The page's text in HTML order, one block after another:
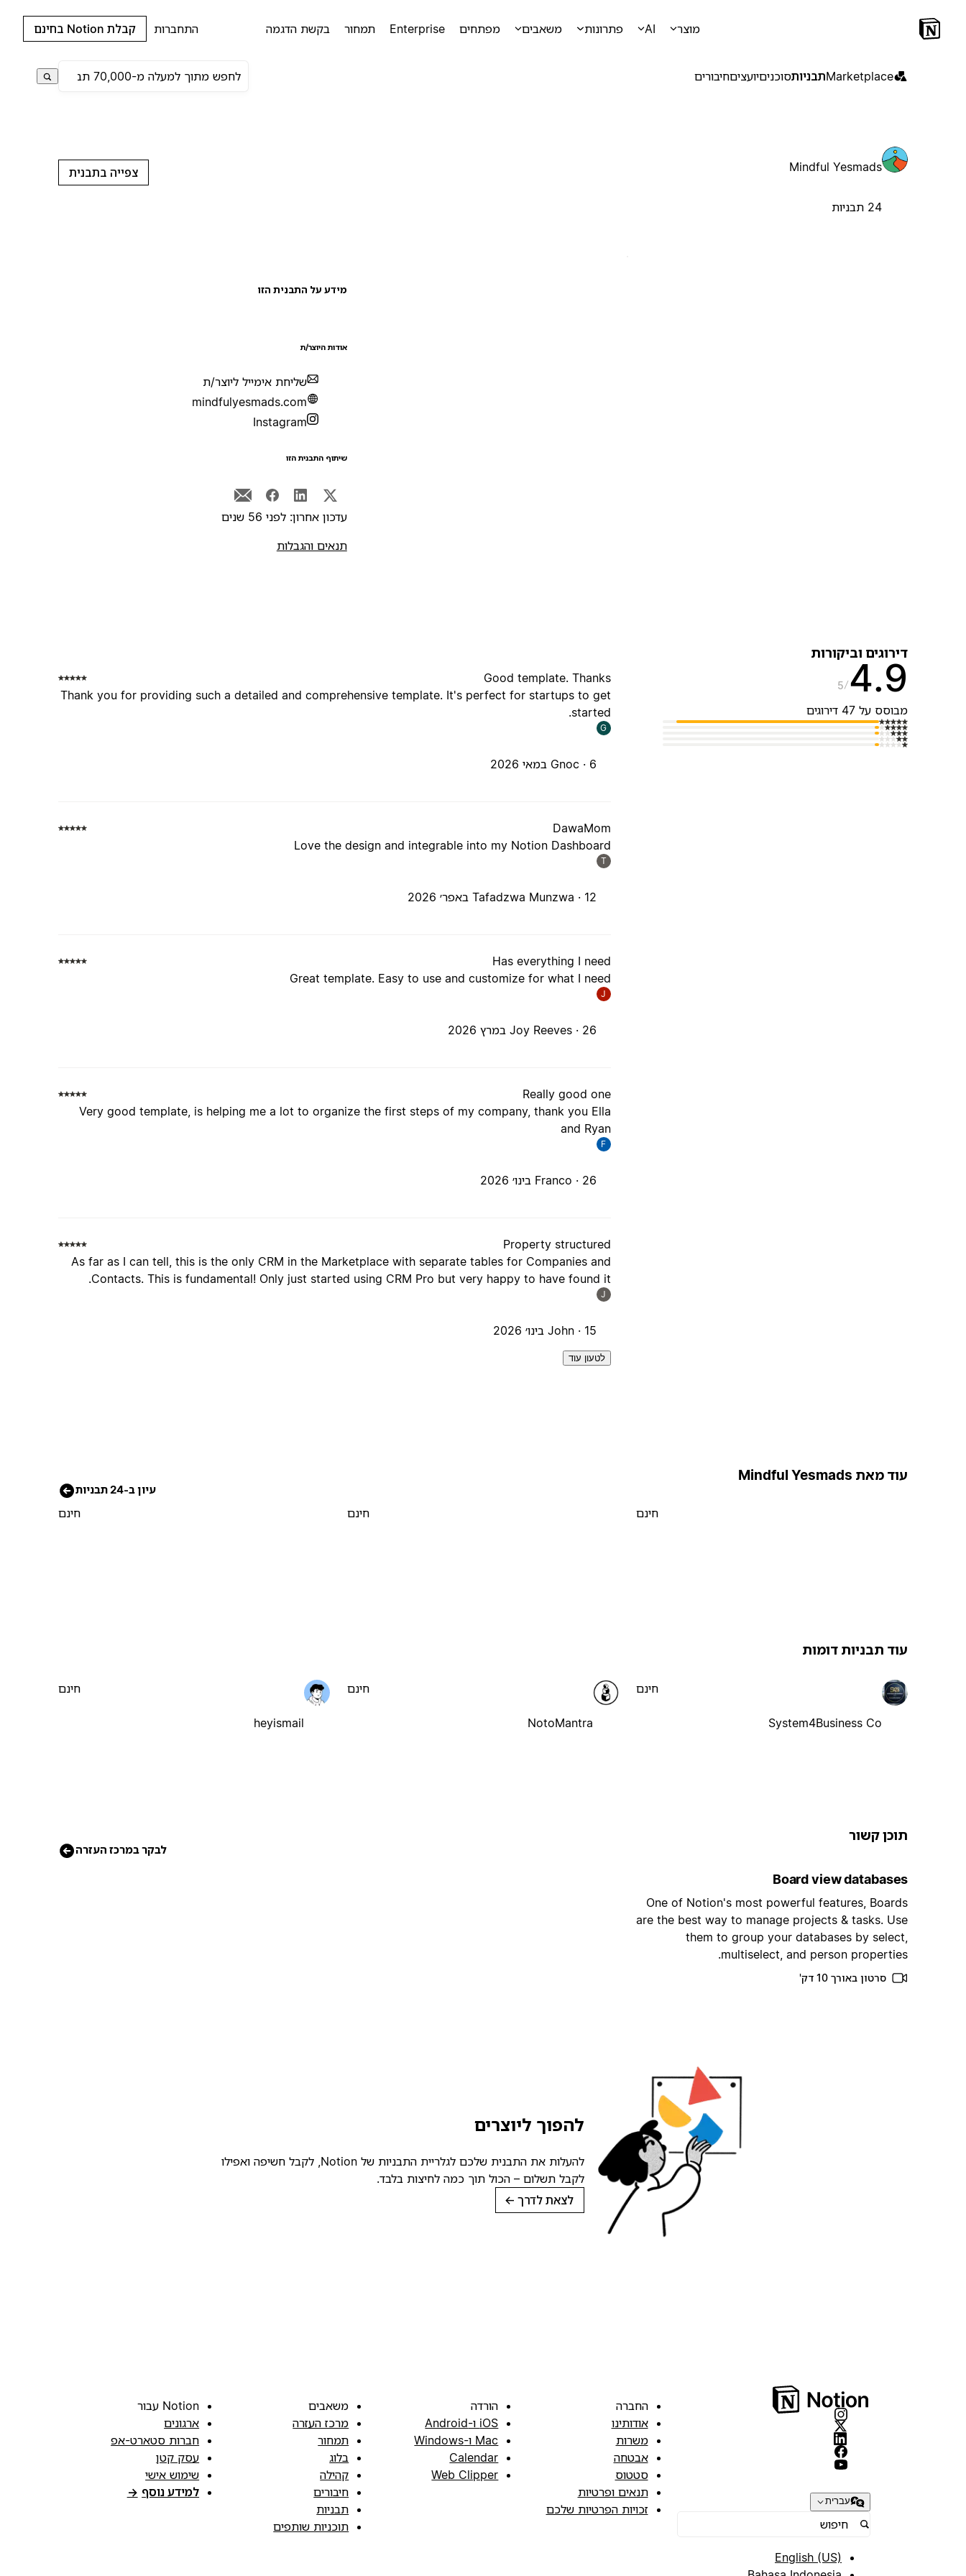
מוצר AI פתרונות משאבים מפתחים Enterprise תמחור בקשת הדגמה התחברות קבלת Notion בחינם
Marketplaceתבניותסוכניםיועציםחיבורים
Mindful Yesmads
24 תבניות
צפייה בתבנית
מידע על התבנית הזו
אודות היוצר/ת
שליחת אימייל ליוצר/ת
mindfulyesmads.com
Instagram
שיתוף התבנית הזו
עדכון אחרון: לפני 56 שנים
תנאים והגבלות
דירוגים וביקורות
4.9
5
מבוסס על 47 דירוגים
Good template. Thanks
Thank you for providing such a detailed and comprehensive template. It's perfect for startups to get
started.
G
Gnoc · 6 במאי 2026
DawaMom
Love the design and integrable into my Notion Dashboard
T
Tafadzwa Munzwa · 12 באפר׳ 2026
Has everything I need
Great template. Easy to use and customize for what I need
J
Joy Reeves · 26 במרץ 2026
Really good one
Very good template, is helping me a lot to organize the first steps of my company, thank you Ella
and Ryan
F
Franco · 26 בינו׳ 2026
Property structured
As far as I can tell, this is the only CRM in the Marketplace with separate tables for Companies and
Contacts. This is fundamental! Only just started using CRM Pro but very happy to have found it.
J
John · 15 בינו׳ 2026
לטעון עוד
עוד מאת Mindful Yesmads
עיון ב-24 תבניות
חינם חינם חינם
עוד תבניות דומות
System4Business Co
חינם
NotoMantra
חינם
heyismail
חינם
תוכן קשור
לבקר במרכז העזרה
Board view databases
One of Notion's most powerful features, Boards
are the best way to manage projects & tasks. Use
them to group your databases by select,
multiselect, and person properties.
סרטון באורך 10 דק'
להפוך ליוצרים
להעלות את התבנית שלכם לגלריית התבניות של Notion, לקבל חשיפה ואפילו
לקבל תשלום – הכול תוך כמה לחיצות בלבד.
לצאת לדרך →
עברית
English (US)
החברה
אודותינו
משרות
אבטחה
סטטוס
תנאים ופרטיות
זכויות הפרטיות שלכם
הורדה
iOS ו-Android
Mac ו-Windows
Calendar
Web Clipper
משאבים
מרכז העזרה
תמחור
בלוג
קהילה
חיבורים
תבניות
תוכניות שותפים
Notion עבור
ארגונים
חברות סטארט-אפ
עסק קטן
שימוש אישי
למידע נוסף →